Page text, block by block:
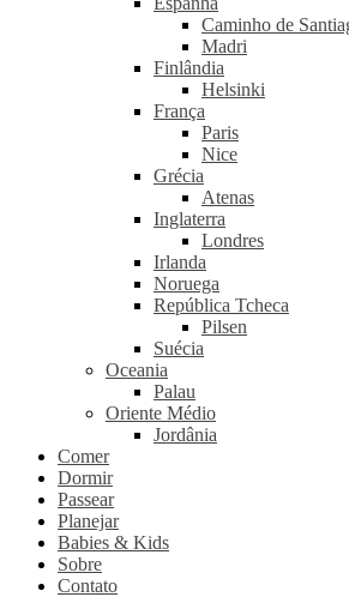
Caminho de
Madri
Finlândia
Helsinki
França
Paris
Nice
Grécia
Atenas
Inglaterra
Londres
Irlanda
Noruega
República Tcheca
Pilsen
Suécia
Oceania
Palau
Oriente Médio
Jordânia
Comer
Dormir
Passear
Planejar
Babies & Kids
Sobre
Contato